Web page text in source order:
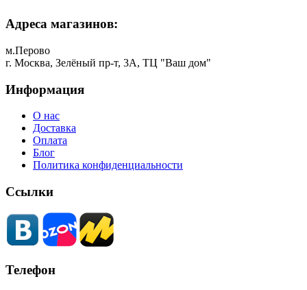
Адреса магазинов:
м.Перово
г. Москва, Зелёный пр-т, 3А, ТЦ "Ваш дом"
Информация
О нас
Доставка
Оплата
Блог
Политика конфиденциальности
Ссылки
Телефон